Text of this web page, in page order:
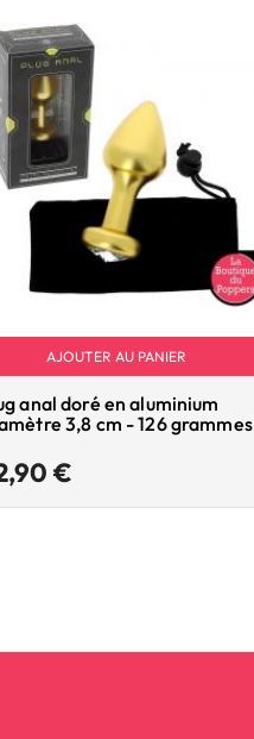
AJOUTER AU PANIER
anal doré en aluminium
3,8 cm - 126 grammes
€Prix